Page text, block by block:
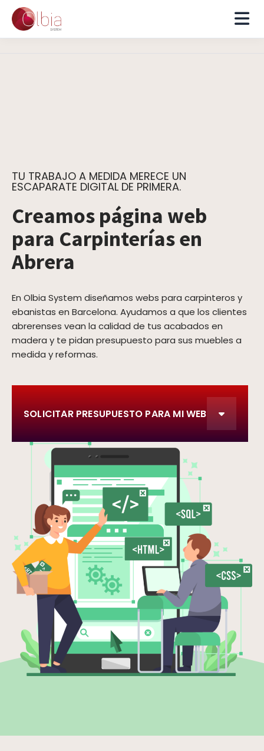
TU TRABAJO A MEDIDA MERECE UN
ESCAPARATE DIGITAL DE PRIMERA.
Creamos página web
para Carpinterías en
Abrera
En Olbia System diseñamos webs para carpinteros y
ebanistas en Barcelona. Ayudamos a que los clientes
abrerenses vean la calidad de tus acabados en
madera y te pidan presupuesto para sus muebles a
medida y reformas.
SOLICITAR PRESUPUESTO PARA MI WEB